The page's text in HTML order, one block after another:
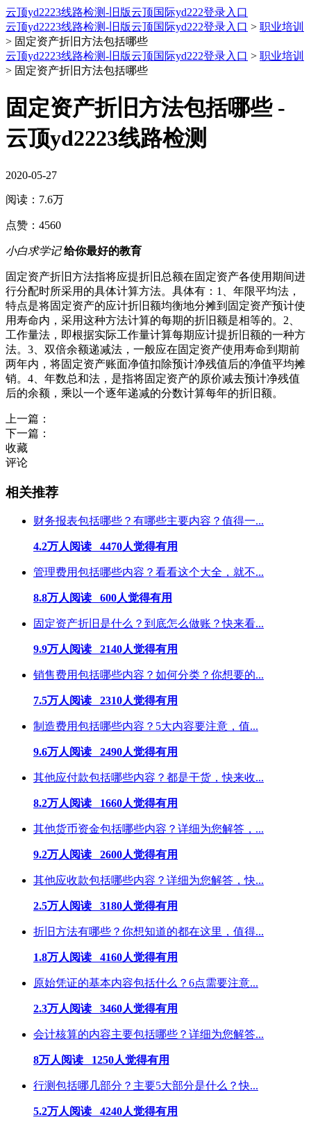
云顶yd2223线路检测-旧版云顶国际yd222登录入口
云顶yd2223线路检测-旧版云顶国际yd222登录入口 > 职业培训
> 固定资产折旧方法包括哪些
云顶yd2223线路检测-旧版云顶国际yd222登录入口 > 职业培训
> 固定资产折旧方法包括哪些
固定资产折旧方法包括哪些 -
云顶yd2223线路检测
2020-05-27
阅读： 7.6万
点赞： 4560
小白求学记 给你最好的教育
固定资产折旧方法指将应提折旧总额在固定资产各使用期间进
行分配时所采用的具体计算方法。具体有：1、年限平均法，
特点是将固定资产的应计折旧额均衡地分摊到固定资产预计使
用寿命内，采用这种方法计算的每期的折旧额是相等的。2、
工作量法，即根据实际工作量计算每期应计提折旧额的一种方
法。3、双倍余额递减法，一般应在固定资产使用寿命到期前
两年内，将固定资产账面净值扣除预计净残值后的净值平均摊
销。4、年数总和法，是指将固定资产的原价减去预计净残值
后的余额，乘以一个逐年递减的分数计算每年的折旧额。
上一篇：
下一篇：
收藏
评论
相关推荐
财务报表包括哪些？有哪些主要内容？值得一...
4.2万人阅读 4470人觉得有用
管理费用包括哪些内容？看看这个大全，就不...
8.8万人阅读 600人觉得有用
固定资产折旧是什么？到底怎么做账？快来看...
9.9万人阅读 2140人觉得有用
销售费用包括哪些内容？如何分类？你想要的...
7.5万人阅读 2310人觉得有用
制造费用包括哪些内容？5大内容要注意，值...
9.6万人阅读 2490人觉得有用
其他应付款包括哪些内容？都是干货，快来收...
8.2万人阅读 1660人觉得有用
其他货币资金包括哪些内容？详细为您解答，...
9.2万人阅读 2600人觉得有用
其他应收款包括哪些内容？详细为您解答，快...
2.5万人阅读 3180人觉得有用
折旧方法有哪些？你想知道的都在这里，值得...
1.8万人阅读 4160人觉得有用
原始凭证的基本内容包括什么？6点需要注意...
2.3万人阅读 3460人觉得有用
会计核算的内容主要包括哪些？详细为您解答...
8万人阅读 1250人觉得有用
行测包括哪几部分？主要5大部分是什么？快...
5.2万人阅读 4240人觉得有用